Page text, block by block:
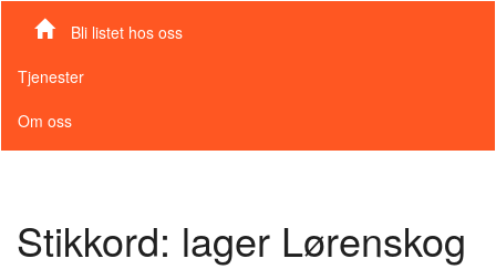
Bli listet hos oss
Tjenester
Om oss
Stikkord: lager Lørenskog